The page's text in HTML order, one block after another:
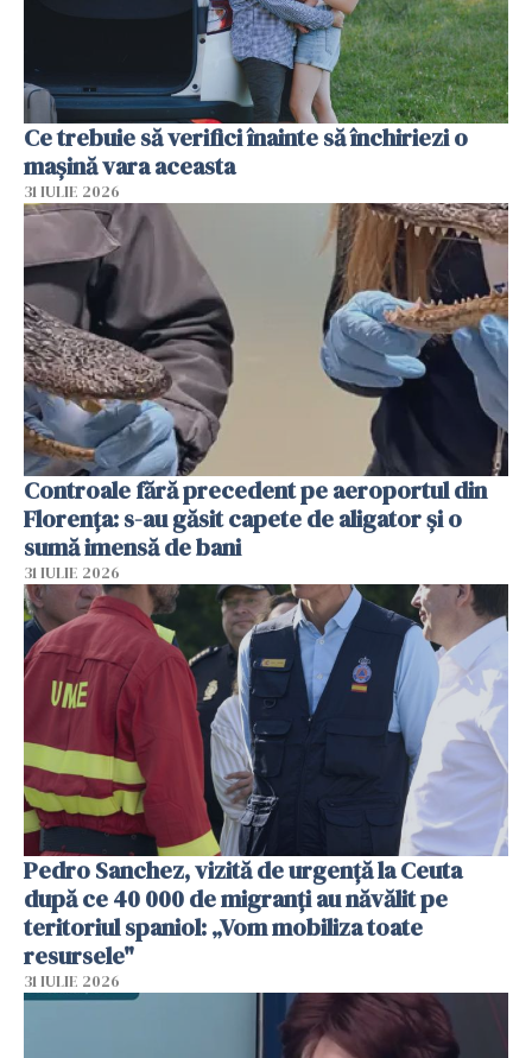
Ce trebuie să verifici înainte să închiriezi o
mașină vara aceasta
31 IULIE 2026
Controale fără precedent pe aeroportul din
Florența: s-au găsit capete de aligator și o
sumă imensă de bani
31 IULIE 2026
Pedro Sanchez, vizită de urgență la Ceuta
după ce 40 000 de migranți au năvălit pe
teritoriul spaniol: „Vom mobiliza toate
resursele"
31 IULIE 2026